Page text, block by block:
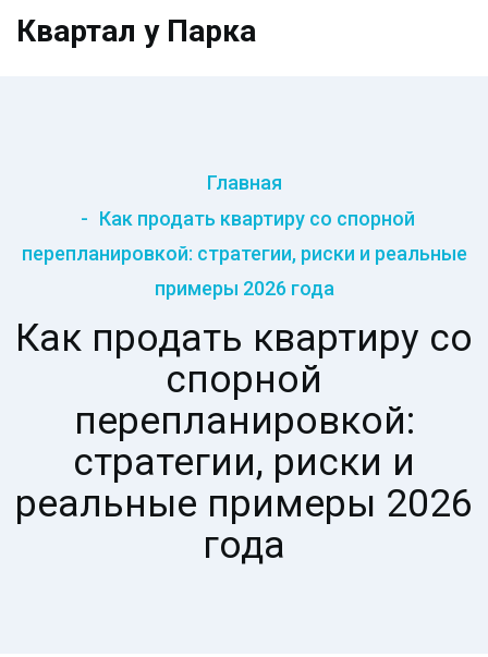
Квартал у Парка
Главная
Как продать квартиру со спорной
перепланировкой: стратегии, риски и реальные
примеры 2026 года
Как продать квартиру со
спорной
перепланировкой:
стратегии, риски и
реальные примеры 2026
года